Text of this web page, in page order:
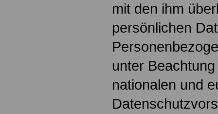
mit den ihm
persönlichen
unter
nationalen und